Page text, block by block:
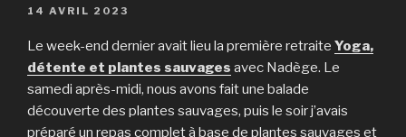
PUBLIÉ
14 AVRIL 2023
Le week-end dernier avait lieu la première retraite Yoga,
détente et plantes sauvages avec Nadège. Le
samedi après-midi, nous avons fait une balade
découverte des plantes sauvages, puis le soir j’avais
préparé un repas complet à base de plantes sauvages et